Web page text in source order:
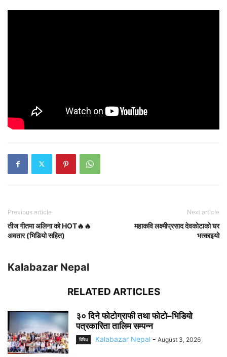
Previous article
तीज गीतमा अलिना को HOT🔥🔥
अवतार (भिडियो सहित)
Next article
महाकवि लक्ष्मीप्रसाद देवकोटाको घर
भत्काइयो
Kalabazar Nepal
RELATED ARTICLES
३० दिने फोटोग्राफी तथा फोटो–भिडियो
पत्रकारिता तालिम सम्पन्न
बिबिध Kalabazar Nepal - August 3, 2026